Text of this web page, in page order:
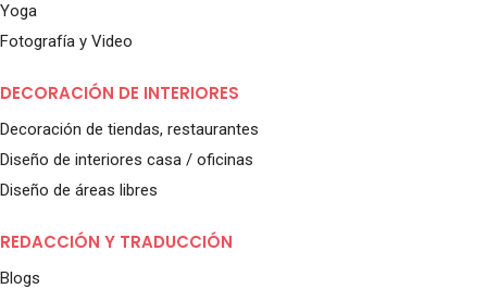
Yoga
Fotografía y Video
DECORACIÓN DE INTERIORES
Decoración de tiendas, restaurantes
Diseño de interiores casa / oficinas
Diseño de áreas libres
REDACCIÓN Y TRADUCCIÓN
Blogs